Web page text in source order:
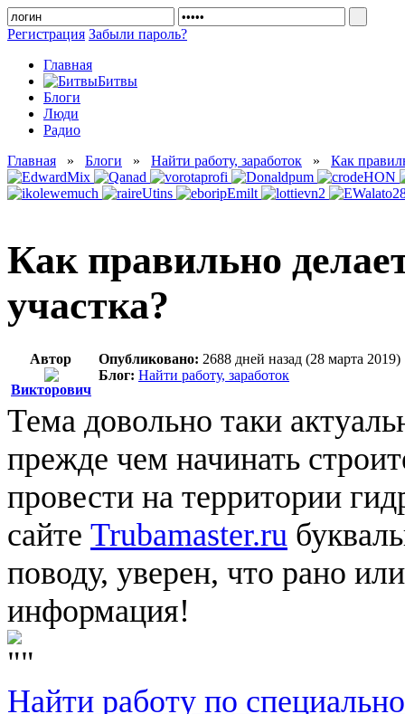
Регистрация Забыли пароль?
Главная
Битвы
Блоги
Люди
Радио
Главная » Блоги » Найти работу, заработок » Как
Как правильно
участка?
Автор
Викторович
Опубликовано: 2688 дней назад (28 марта 2019)
Блог: Найти работу, заработок
Тема довольно таки
прежде чем начинать
провести на территории
сайте Trubamaster.ru
поводу, уверен, что рано
информация!
Найти работу по